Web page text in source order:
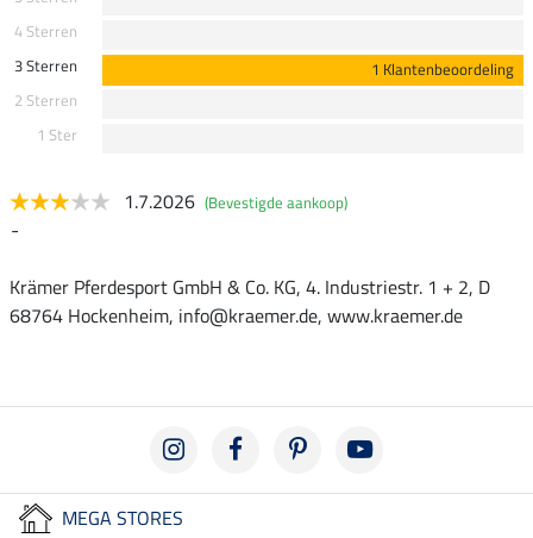
4 Sterren
3 Sterren
1 Klantenbeoordeling
2 Sterren
1 Ster
1.7.2026 (Bevestigde aankoop)
-
Krämer Pferdesport GmbH & Co. KG, 4. Industriestr. 1 + 2, D
68764 Hockenheim, info@kraemer.de, www.kraemer.de
MEGA STORES